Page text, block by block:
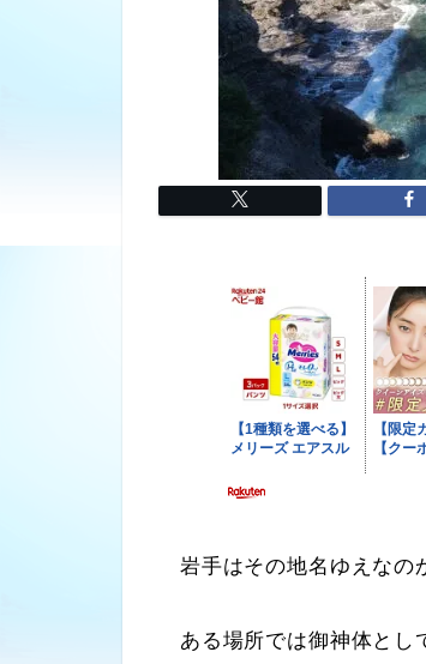
岩手はその地名ゆえなの
ある場所では御神体とし